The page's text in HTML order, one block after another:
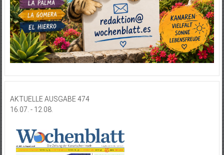
AKTUELLE AUSGABE 474
16.07. - 12.08.